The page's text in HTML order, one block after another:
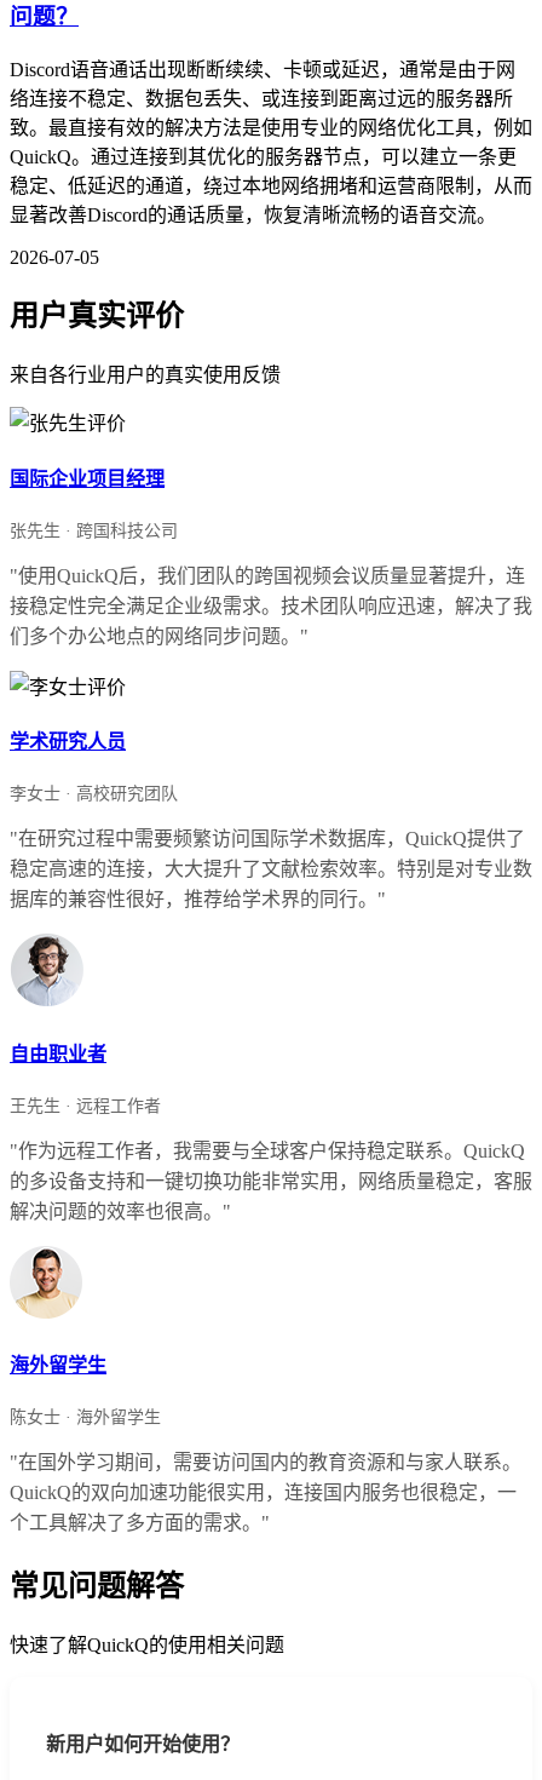
问题？
Discord语音通话出现断断续续、卡顿或延迟，通常是由于网
络连接不稳定、数据包丢失、或连接到距离过远的服务器所
致。最直接有效的解决方法是使用专业的网络优化工具，例如
QuickQ。通过连接到其优化的服务器节点，可以建立一条更
稳定、低延迟的通道，绕过本地网络拥堵和运营商限制，从而
显著改善Discord的通话质量，恢复清晰流畅的语音交流。
2026-07-05
用户真实评价
来自各行业用户的真实使用反馈
国际企业项目经理
张先生 · 跨国科技公司
"使用QuickQ后，我们团队的跨国视频会议质量显著提升，连
接稳定性完全满足企业级需求。技术团队响应迅速，解决了我
们多个办公地点的网络同步问题。"
学术研究人员
李女士 · 高校研究团队
"在研究过程中需要频繁访问国际学术数据库，QuickQ提供了
稳定高速的连接，大大提升了文献检索效率。特别是对专业数
据库的兼容性很好，推荐给学术界的同行。"
自由职业者
王先生 · 远程工作者
"作为远程工作者，我需要与全球客户保持稳定联系。QuickQ
的多设备支持和一键切换功能非常实用，网络质量稳定，客服
解决问题的效率也很高。"
海外留学生
陈女士 · 海外留学生
"在国外学习期间，需要访问国内的教育资源和与家人联系。
QuickQ的双向加速功能很实用，连接国内服务也很稳定，一
个工具解决了多方面的需求。"
常见问题解答
快速了解QuickQ的使用相关问题
新用户如何开始使用？